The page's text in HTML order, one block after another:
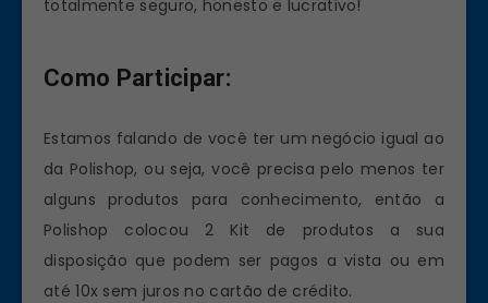
totalmente seguro, honesto e lucrativo!
Como Participar:
Estamos falando de você ter um negócio igual ao
da Polishop, ou seja, você precisa pelo menos ter
alguns produtos para conhecimento, então a
Polishop colocou 2 Kit de produtos a sua
disposição que podem ser pagos a vista ou em
até 10x sem juros no cartão de crédito.